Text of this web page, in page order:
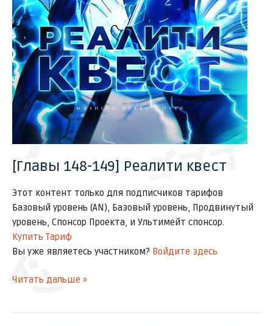
バーン
ン
ゴゴゴ
[Главы 148-149] Реалити квест
Этот контент только для подписчиков тарифов
Базовый уровень (AN), Базовый уровень, Продвинутый
уровень, Спонсор Проекта, и Ультимейт спонсор.
Купить Тариф
Вы уже являетесь участником? Войдите здесь
Читать дальше »